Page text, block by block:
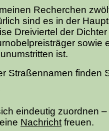
Recherchen
sind es in der
Dreiviertel der
sowie
ist.
Straßennamen finden
eindeutig zuordnen
Nachricht freuen.